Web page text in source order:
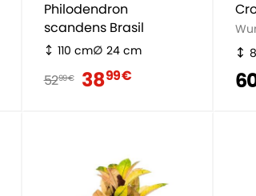
Philodendron
scandens Brasil
110 cm 24 cm
5299 € 3899 €